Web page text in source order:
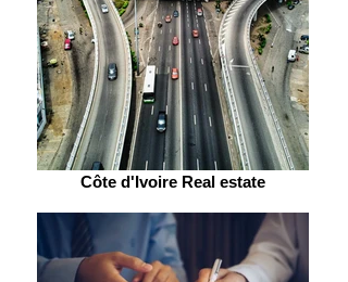
Côte d'Ivoire Real estate